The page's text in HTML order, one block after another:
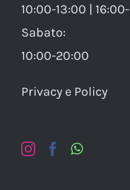
10:00-13:00 |
Sabato:
10:00-20:00
Privacy e Policy